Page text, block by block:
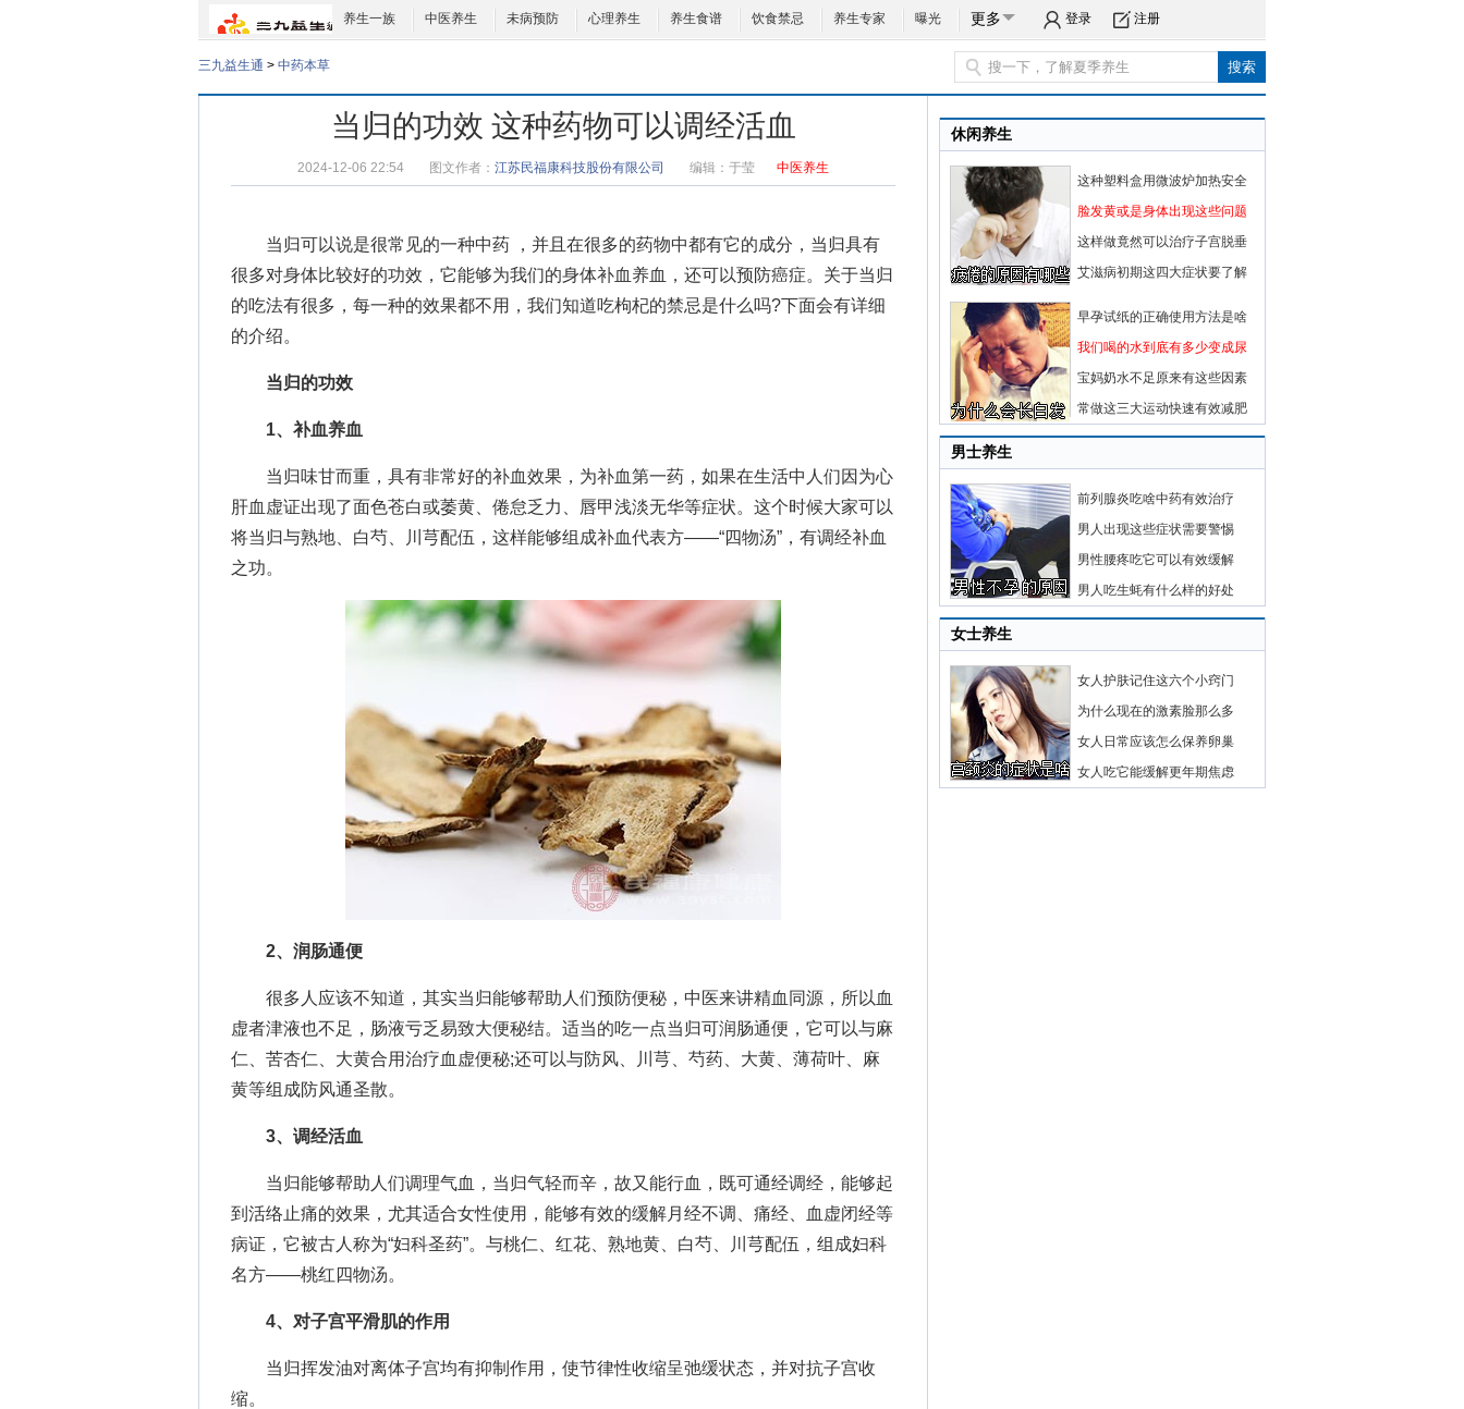
养生一族 中医养生 未病预防 心理养生 养生食谱 饮食禁忌 养生专家 曝光 更多 登录 注册
三九益生通 > 中药本草
当归的功效 这种药物可以调经活血
2024-12-06 22:54 图文作者： 江苏民福康科技股份有限公司 编辑： 于莹 中医养生
当归可以说是很常见的一种中药 ，并且在很多的药物中都有它的成分，当归具有
很多对身体比较好的功效，它能够为我们的身体补血养血，还可以预防癌症。关于当归
的吃法有很多，每一种的效果都不用，我们知道吃枸杞的禁忌是什么吗?下面会有详细
的介绍。
当归的功效
1、补血养血
当归味甘而重，具有非常好的补血效果，为补血第一药，如果在生活中人们因为心
肝血虚证出现了面色苍白或萎黄、倦怠乏力、唇甲浅淡无华等症状。这个时候大家可以
将当归与熟地、白芍、川芎配伍，这样能够组成补血代表方——“四物汤”，有调经补血
之功。
2、润肠通便
很多人应该不知道，其实当归能够帮助人们预防便秘，中医来讲精血同源，所以血
虚者津液也不足，肠液亏乏易致大便秘结。适当的吃一点当归可润肠通便，它可以与麻
仁、苦杏仁、大黄合用治疗血虚便秘;还可以与防风、川芎、芍药、大黄、薄荷叶、麻
黄等组成防风通圣散。
3、调经活血
当归能够帮助人们调理气血，当归气轻而辛，故又能行血，既可通经调经，能够起
到活络止痛的效果，尤其适合女性使用，能够有效的缓解月经不调、痛经、血虚闭经等
病证，它被古人称为“妇科圣药”。与桃仁、红花、熟地黄、白芍、川芎配伍，组成妇科
名方——桃红四物汤。
4、对子宫平滑肌的作用
当归挥发油对离体子宫均有抑制作用，使节律性收缩呈弛缓状态，并对抗子宫收
缩。
休闲养生
这种塑料盒用微波炉加热安全
脸发黄或是身体出现这些问题
这样做竟然可以治疗子宫脱垂
艾滋病初期这四大症状要了解
早孕试纸的正确使用方法是啥
我们喝的水到底有多少变成尿
宝妈奶水不足原来有这些因素
常做这三大运动快速有效减肥
男士养生
前列腺炎吃啥中药有效治疗
男人出现这些症状需要警惕
男性腰疼吃它可以有效缓解
男人吃生蚝有什么样的好处
女士养生
女人护肤记住这六个小窍门
为什么现在的激素脸那么多
女人日常应该怎么保养卵巢
女人吃它能缓解更年期焦虑